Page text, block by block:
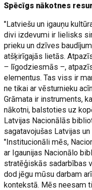
Spēcīgs nākotnes
"Latviešu un igauņu
divi izdevumi ir lielisks
prieku un dzīves
atšķirīgajās lietās.
– līgodziesmās –,
elementus. Tas viss ir
ne tikai ar vēsturnieku
Grāmata ir instruments,
nākotni, balstoties uz
Latvijas Nacionālās
sagatavojušas Latvijas
"Institucionāli mēs,
ar Igaunijas Nacionālo
stratēģiskās sadarbības
dod jēgu mūsu darbam
kontekstā. Mēs neesam